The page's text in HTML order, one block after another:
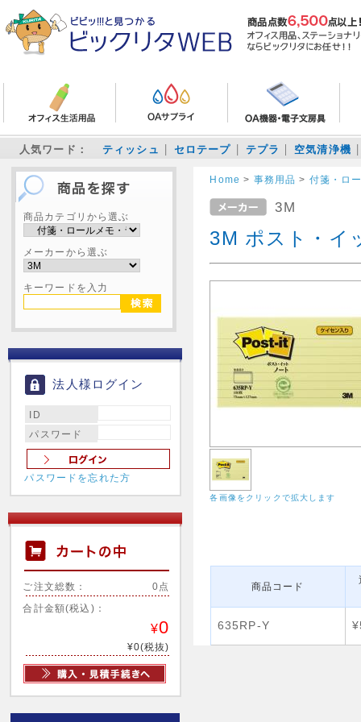
人気ワード： ティッシュ セロテープ テプラ 空気清浄機
商品カテゴリから選ぶ
メーカーから選ぶ
キーワードを入力
法人様ログイン
ID
パスワード
パスワードを忘れた方
ご注文総数： 0点
合計金額(税込)：
¥0
¥0(税抜)
Home > 事務用品 > 付箋・ロ
3M
3M ポスト・イ
各画像をクリックで拡大します
商品コード
635RP-Y